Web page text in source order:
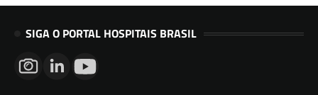
SIGA O PORTAL HOSPITAIS BRASIL